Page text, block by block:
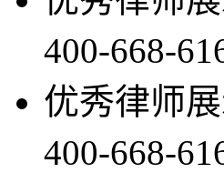
400-668-
优秀律师
400-668-